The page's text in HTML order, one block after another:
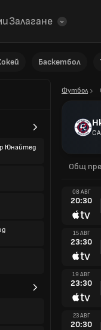
Залагане
Баскетбол
Юнайтед
Футбол
Общ
08 АВГ
20:30
15 АВГ
23:30
19 АВГ
23:30
23 АВГ
20:30